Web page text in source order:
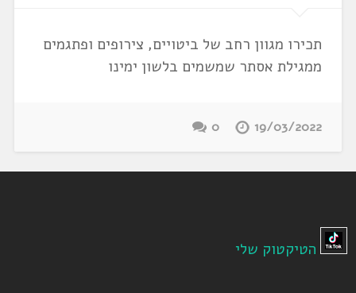
תכירו מגוון רחב של ביטויים, צירופים ופתגמים
ממגילת אסתר שמשמים בלשון ימינו
19/03/2022
0
הטיקטוק שלי